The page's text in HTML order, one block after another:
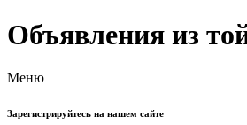
Объявления из
Меню
Зарегистрируйтесь на нашем сайте